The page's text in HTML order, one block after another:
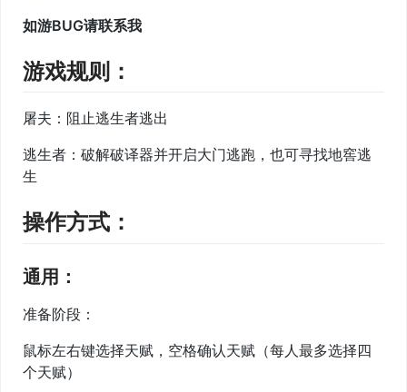
如游BUG请联系我
游戏规则：
屠夫：阻止逃生者逃出
逃生者：破解破译器并开启大门逃跑，也可寻找地窖逃
生
操作方式：
通用：
准备阶段：
鼠标左右键选择天赋，空格确认天赋（每人最多选择四
个天赋）